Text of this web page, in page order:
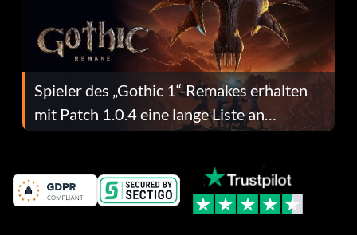
Spieler des „Gothic 1“-Remakes erhalten
mit Patch 1.0.4 eine lange Liste an
Fehlerbehebungen